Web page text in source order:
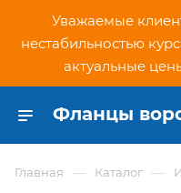
Уважаемые
нестабильностью
актуальные
Главная — Каталог —